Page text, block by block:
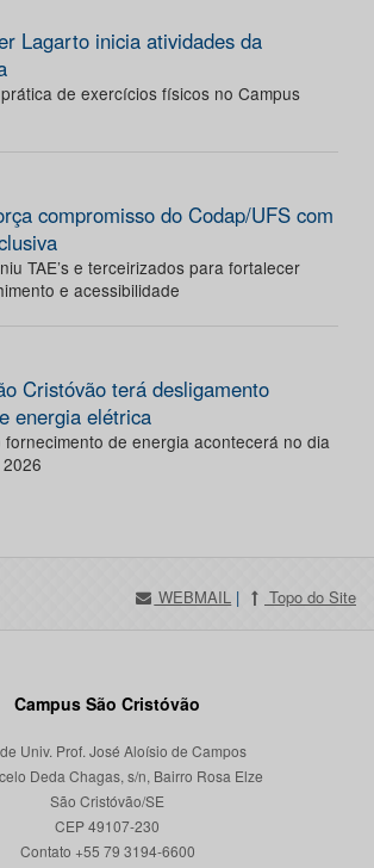
Lagarto inicia atividades da
de exercícios físicos no Campus
compromisso do Codap/UFS com
TAE’s e terceirizados para fortalecer
e acessibilidade
Cristóvão terá desligamento
energia elétrica
de energia acontecerá no dia
WEBMAIL | Topo do Site
Campus São Cristóvão
Univ. Prof. José Aloísio de Campos
Deda Chagas, s/n, Bairro Rosa Elze
São Cristóvão/SE
CEP 49107-230